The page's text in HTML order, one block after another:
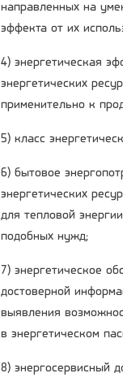
направленных на
эффекта от их
4) энергетическая
энергетических
применительно к
5) класс
6) бытовое
энергетических
для тепловой
подобных нужд;
7) энергетическое
достоверной
выявления
в энергетическом
8) энергосервисный